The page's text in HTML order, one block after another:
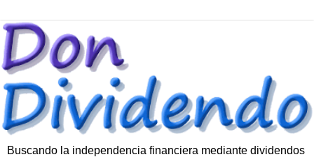
Buscando la independencia financiera mediante dividendos